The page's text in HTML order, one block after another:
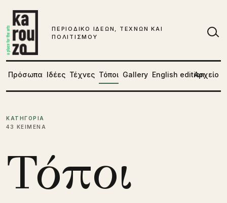
ΠΕΡΙΟΔΙΚΟ ΙΔΕΩΝ, ΤΕΧΝΩΝ ΚΑΙ
ΠΟΛΙΤΙΣΜΟΥ
Πρόσωπα Ιδέες Τέχνες Τόποι Gallery English editionΑρχείο
ΚΑΤΗΓΟΡΙΑ
43 ΚΕΙΜΕΝΑ
Τόποι